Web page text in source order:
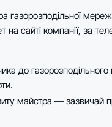
газорозподільної
сайті компанії, за
до
майстра — зазвичай